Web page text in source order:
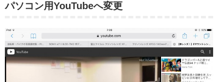
パソコン用YouTubeへ変更